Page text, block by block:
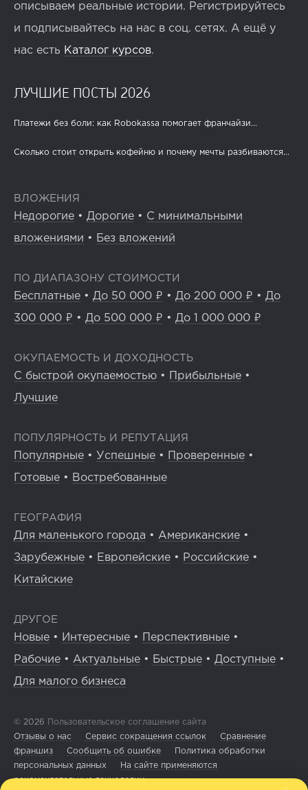
описываем реальные истории. Регистрируйтесь
и подписывайтесь на нас в соц. сетях. А ещё у
нас есть Каталог курсов.
ЛУЧШИЕ ПОСТЫ 2026
Платежи без боли: как Robokassa помогает франчайзи...
Сколько стоит открыть кофейню и почему мечты разбиваются...
ВЛОЖЕНИЯ
Недорогие • Дорогие • С минимальными
вложениями • Без вложений
ПО ДИАПАЗОНУ СТОИМОСТИ
Бесплатные • До 50 000 ₽ • До 200 000 ₽ • До
300 000 ₽ • До 500 000 ₽ • До 1 000 000 ₽
ОКУПАЕМОСТЬ И ДОХОДНОСТЬ
С быстрой окупаемостью • Прибыльные •
Лучшие
ПОПУЛЯРНОСТЬ И РЕПУТАЦИЯ
Популярные • Успешные • Проверенные •
Готовые • Востребованные
ГЕОГРАФИЯ
Для маленького города • Американские •
Зарубежные • Европейские • Российские •
Китайские
ДРУГОЕ
Новые • Интересные • Перспективные •
Рабочие • Актуальные • Быстрые • Доступные •
Для малого бизнеса
© 2026 Пользовательское соглашение сайта
Отзывы о нас
Сервис сокращения ссылок
Сравнение
франшиз
Сообщить об ошибке
Политика обработки
персональных данных
На сайте применяются
рекомендательные технологии